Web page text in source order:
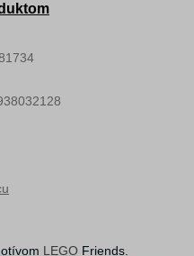
LEGO Friends.